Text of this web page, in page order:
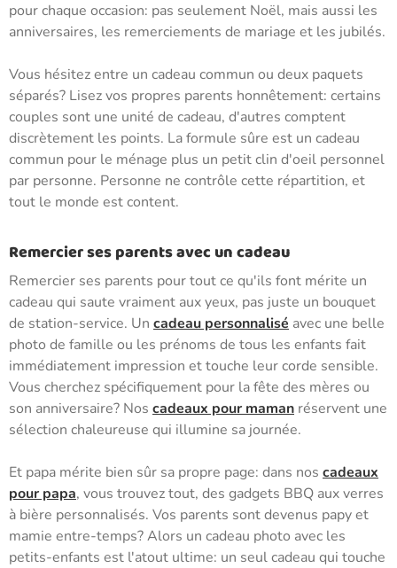
pour chaque occasion: pas seulement Noël, mais aussi les
anniversaires, les remerciements de mariage et les jubilés.
Vous hésitez entre un cadeau commun ou deux paquets
séparés? Lisez vos propres parents honnêtement: certains
couples sont une unité de cadeau, d'autres comptent
discrètement les points. La formule sûre est un cadeau
commun pour le ménage plus un petit clin d'oeil personnel
par personne. Personne ne contrôle cette répartition, et
tout le monde est content.
Remercier ses parents avec un cadeau
Remercier ses parents pour tout ce qu'ils font mérite un
cadeau qui saute vraiment aux yeux, pas juste un bouquet
de station-service. Un cadeau personnalisé avec une belle
photo de famille ou les prénoms de tous les enfants fait
immédiatement impression et touche leur corde sensible.
Vous cherchez spécifiquement pour la fête des mères ou
son anniversaire? Nos cadeaux pour maman réservent une
sélection chaleureuse qui illumine sa journée.
Et papa mérite bien sûr sa propre page: dans nos cadeaux
pour papa, vous trouvez tout, des gadgets BBQ aux verres
à bière personnalisés. Vos parents sont devenus papy et
mamie entre-temps? Alors un cadeau photo avec les
petits-enfants est l'atout ultime: un seul cadeau qui touche